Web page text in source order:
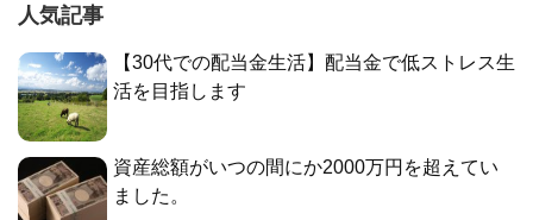
人気記事
【30代での配当金生活】配当金で低ストレス生
活を目指します
資産総額がいつの間にか2000万円を超えてい
ました。